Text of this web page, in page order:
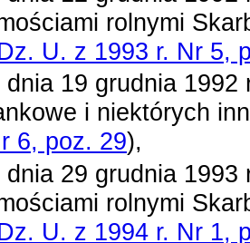
rolnymi
U. z 1993 r. Nr 5,
19 grudnia 1992
i niektórych
6, poz. 29),
29 grudnia
rolnymi
U. z 1994 r. Nr 1,